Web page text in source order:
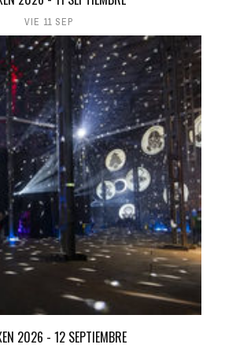
VIE 11 SEP
2026 - 12 SEPTIEMBRE